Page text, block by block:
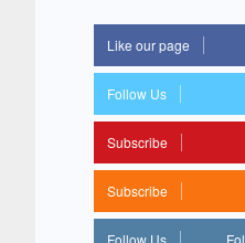
Like our page
Follow Us
Subscribe
Subscribe